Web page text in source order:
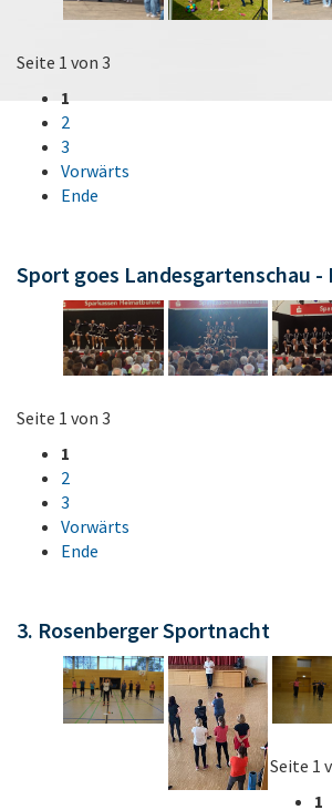
Seite 1 von 3
1
2
3
Vorwärts
Ende
Sport goes Landesgartenschau -
Seite 1 von 3
1
2
3
Vorwärts
Ende
3. Rosenberger Sportnacht
Seite 1
1